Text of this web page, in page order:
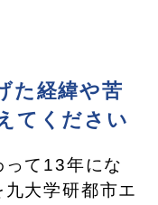
た経緯や苦
てください
て13年にな
大学研都市エ